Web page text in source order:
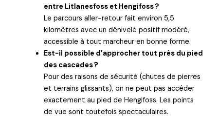
entre Litlanesfoss et Hengifoss ?
Le parcours aller-retour fait environ 5,5
kilomètres avec un dénivelé positif modéré,
accessible à tout marcheur en bonne forme.
Est-il possible d’approcher tout près du pied
des cascades ?
Pour des raisons de sécurité (chutes de pierres
et terrains glissants), on ne peut pas accéder
exactement au pied de Hengifoss. Les points
de vue sont toutefois spectaculaires.